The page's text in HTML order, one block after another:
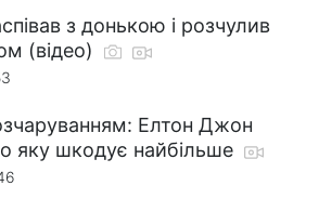
з донькою і розчулив
(відео)
Елтон Джон
яку шкодує найбільше